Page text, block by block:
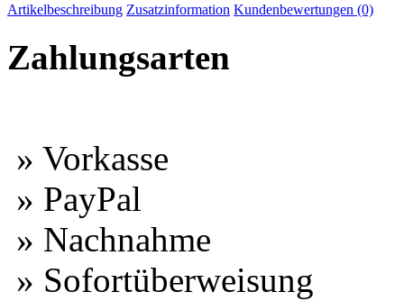
Artikelbeschreibung Zusatzinformation Kundenbewertungen (0)
Zahlungsarten
» Vorkasse
» PayPal
» Nachnahme
» Sofortüberweisung